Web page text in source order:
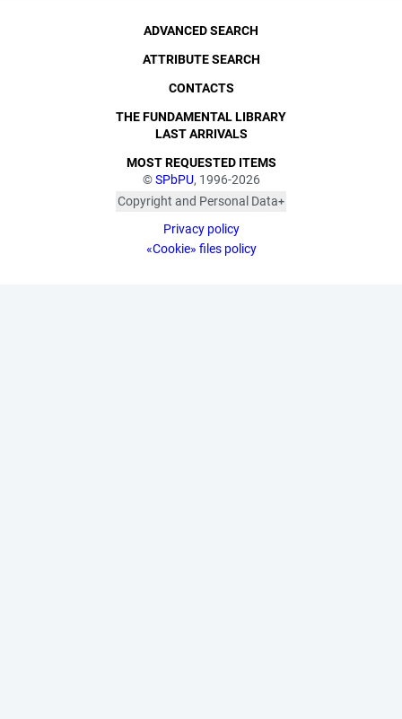
©SPbPU, 1996-2026
Copyright and Personal Data
published with the
consent of the individuals
Privacy policy
«Cookie» files policy
ADVANCED SEARCH
ATTRIBUTE SEARCH
CONTACTS
THE FUNDAMENTAL LIBRARY
LAST ARRIVALS
MOST REQUESTED ITEMS